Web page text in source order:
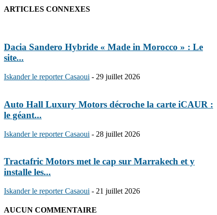
ARTICLES CONNEXES
Dacia Sandero Hybride « Made in Morocco » : Le
site...
Iskander le reporter Casaoui - 29 juillet 2026
Auto Hall Luxury Motors décroche la carte iCAUR :
le géant...
Iskander le reporter Casaoui - 28 juillet 2026
Tractafric Motors met le cap sur Marrakech et y
installe les...
Iskander le reporter Casaoui - 21 juillet 2026
AUCUN COMMENTAIRE